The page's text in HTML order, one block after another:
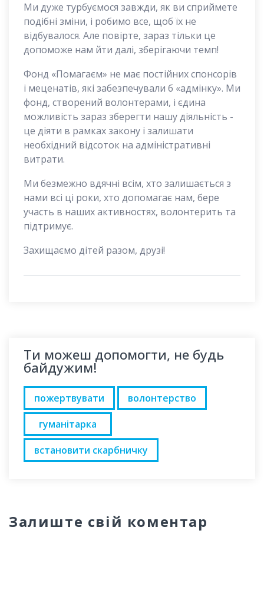
Ми дуже турбуємося завжди, як ви сприймете
подібні зміни, і робимо все, щоб їх не
відбувалося. Але повірте, зараз тільки це
допоможе нам йти далі, зберігаючи темп!
Фонд «Помагаєм» не має постійних спонсорів
і меценатів, які забезпечували б «адмінку». Ми
фонд, створений волонтерами, і єдина
можливість зараз зберегти нашу діяльність -
це діяти в рамках закону і залишати
необхідний відсоток на адміністративні
витрати.
Ми безмежно вдячні всім, хто залишається з
нами всі ці роки, хто допомагає нам, бере
участь в наших активностях, волонтерить та
підтримує.
Захищаємо дітей разом, друзі!
Ти можеш допомогти, не будь
байдужим!
пожертвувати
волонтерство
гуманітарка
встановити скарбничку
Залиште свій коментар